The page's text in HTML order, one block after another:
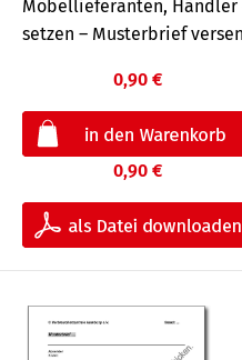
Möbellieferanten, Händler
setzen – Musterbrief
0,90 €
0,90 €